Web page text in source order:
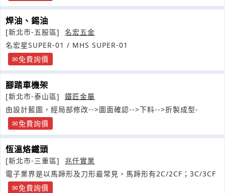
焊油、錫油
[新北市-五股區]
名宏五金
名宏星SUPER-01 / MHS SUPER-01
免費詢價
腳踏車機架
[新北市-泰山區]
鐵匠金屬
由設計藍圖，經局部修改-->圖面確認-->下料-->折製成型-
免費詢價
恆溫烙鐵頭
[新北市-三重區]
兆仟實業
電子業界是以馬蹄形及刀形最常見，馬蹄形有2C/2CF；3C/3CF
免費詢價